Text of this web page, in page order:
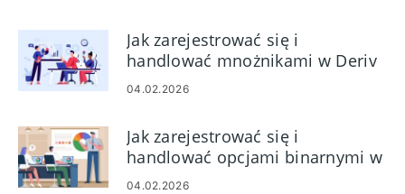
Jak zarejestrować się i
handlować mnożnikami w Deriv
04.02.2026
Jak zarejestrować się i
handlować opcjami binarnymi w
Deriv
04.02.2026